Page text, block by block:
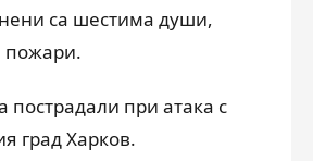
са шестима души,
пожари.
при атака с
град Харков.